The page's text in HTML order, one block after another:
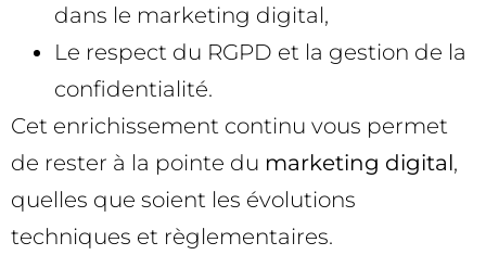
dans le marketing digital,
Le respect du RGPD et la gestion de la
confidentialité.
Cet enrichissement continu vous permet
de rester à la pointe du marketing digital,
quelles que soient les évolutions
techniques et règlementaires.